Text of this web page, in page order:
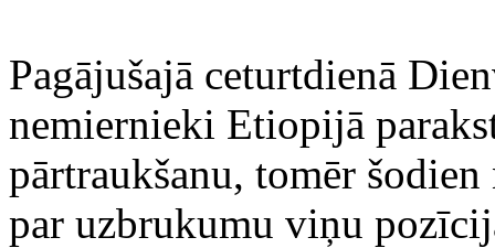
Pagājušajā ceturtdienā
nemiernieki Etiopijā
pārtraukšanu, tomēr
par uzbrukumu viņu